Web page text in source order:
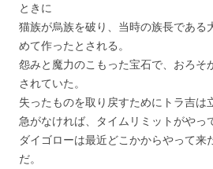
ときに
猫族が烏族を破り、当時の族長である
めて作ったとされる。
怨みと魔力のこもった宝石で、おろそ
されていた。
失ったものを取り戻すためにトラ吉は
急がなければ、タイムリミットがやっ
ダイゴローは最近どこかからやって来
だ。